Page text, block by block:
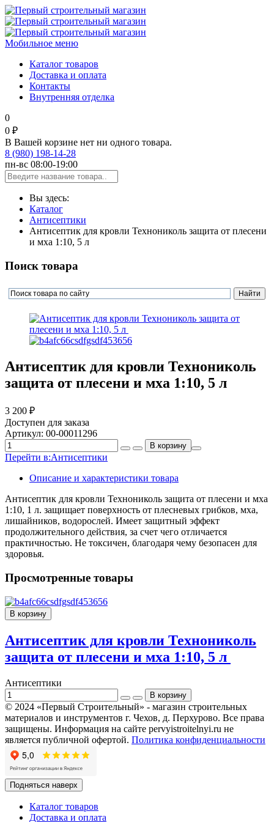
Мобильное меню
Каталог товаров
Доставка и оплата
Контакты
Внутренняя отделка
0
0 ₽
В Вашей корзине нет ни одного товара.
8 (980) 198-14-28
пн-вс 08:00-19:00
Вы здесь:
Каталог
Антисептики
Антисептик для кровли Технониколь защита от плесени
и мха 1:10, 5 л
Поиск товара
Антисептик для кровли Технониколь
защита от плесени и мха 1:10, 5 л
3 200 ₽
Доступен для заказа
Артикул: 00-00011296
Перейти в:Антисептики
Описание и характеристики товара
Антисептик для кровли Технониколь защита от плесени и мха
1:10, 1 л. защищает поверхность от плесневых грибков, мха,
лишайников, водорослей. Имеет защитный эффект
продолжительного действия, за счет чего отличается
практичностью. Не токсичен, благодаря чему безопасен для
здоровья.
Просмотренные товары
В корзину
Антисептик для кровли Технониколь
защита от плесени и мха 1:10, 5 л
Антисептики
© 2024 «Первый Строительный» - магазин строительных
материалов и инструментов г. Чехов, д. Перхурово. Все права
защищены. Информация на сайте pervyistroitelnyi.ru не
является публичной офертой. Политика конфиденциальности
Подняться наверх
Каталог товаров
Доставка и оплата